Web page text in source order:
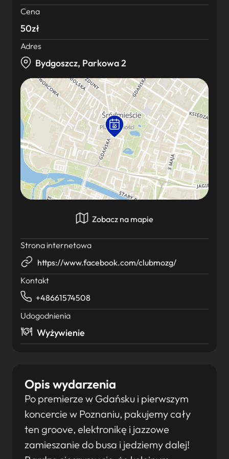
Opis wydarzenia
Po premierze w Gdańsku i pierwszym
koncercie w Poznaniu, pakujemy cały
ten groove, elektronikę i jazzowe
zamieszanie do busa i jedziemy dalej!
Cena
50zł
Adres
Bydgoszcz, Parkowa 2
Zobacz na mapie
Strona internetowa
https://www.facebook.com/clubmozg/
Kontakt
+48661574508
Udogodnienia
Wyżywienie